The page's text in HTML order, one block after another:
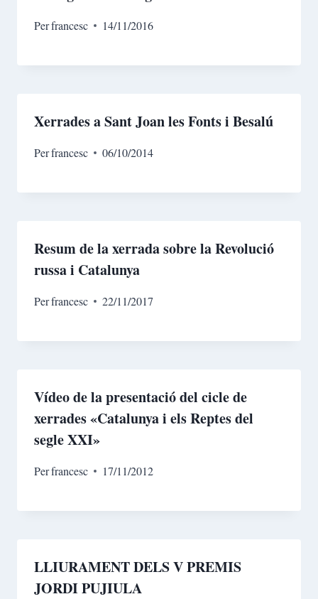
Perfrancesc 14/11/2016
Xerrades a Sant Joan les Fonts i Besalú
Perfrancesc 06/10/2014
Resum de la xerrada sobre la Revolució
russa i Catalunya
Perfrancesc 22/11/2017
Vídeo de la presentació del cicle de
xerrades «Catalunya i els Reptes del
segle XXI»
Perfrancesc 17/11/2012
LLIURAMENT DELS V PREMIS
JORDI PUJIULA